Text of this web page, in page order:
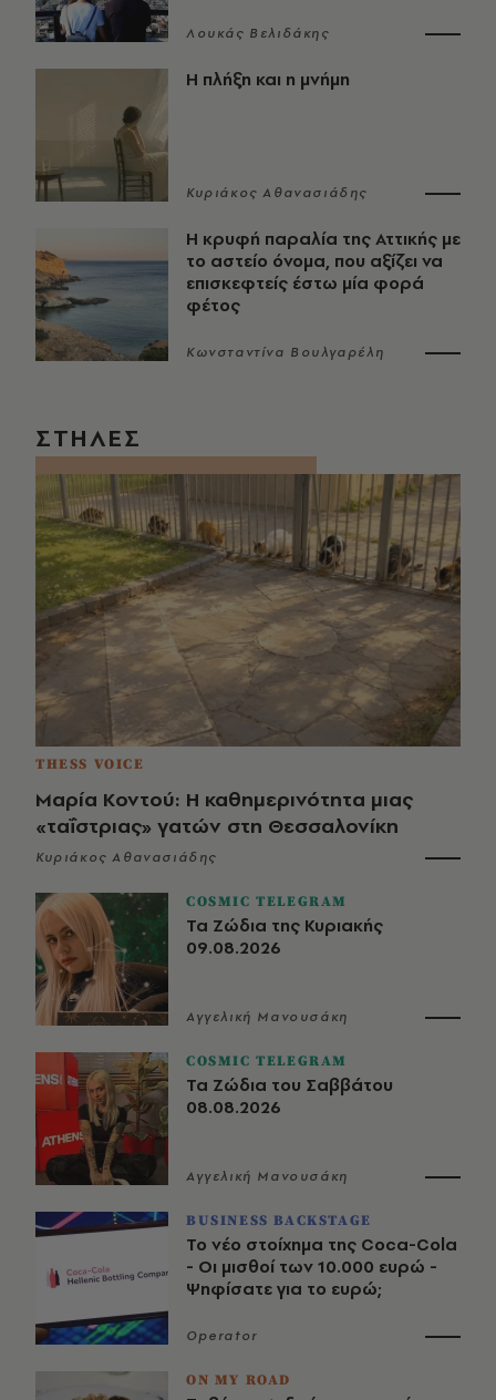
Λουκάς Βελιδάκης
Η πλήξη και η μνήμη
Κυριάκος Αθανασιάδης
Η κρυφή παραλία της Αττικής με
το αστείο όνομα, που αξίζει να
επισκεφτείς έστω μία φορά
φέτος
Κωνσταντίνα Βουλγαρέλη
ΣΤΗΛΕΣ
THESS VOICE
Μαρία Κοντού: Η καθημερινότητα μιας
«ταΐστριας» γατών στη Θεσσαλονίκη
Κυριάκος Αθανασιάδης
COSMIC TELEGRAM
Τα Ζώδια της Κυριακής
09.08.2026
Αγγελική Μανουσάκη
COSMIC TELEGRAM
Τα Ζώδια του Σαββάτου
08.08.2026
Αγγελική Μανουσάκη
BUSINESS BACKSTAGE
Το νέο στοίχημα της Coca-Cola
- Οι μισθοί των 10.000 ευρώ -
Ψηφίσατε για το ευρώ;
Operator
ON MY ROAD